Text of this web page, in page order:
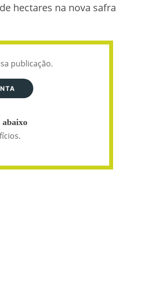
hectares na nova safra
publicação.
abaixo